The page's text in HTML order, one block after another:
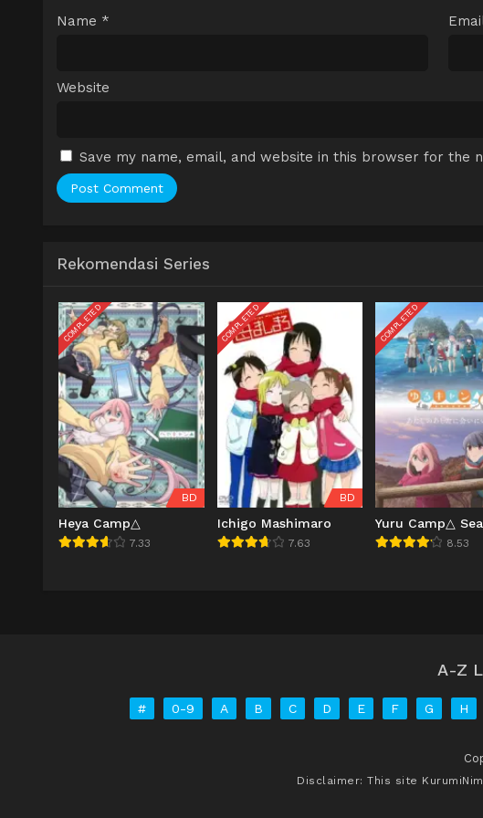
Name *
Website
Save my name, email, and website in this browser for the
Rekomendasi Series
COMPLETED
BD
Heya Camp△
7.33
COMPLETED
BD
Ichigo Mashimaro
7.63
COMPLETED
Yuru Camp△
8.53
A-Z
# 0-9 A B C D E F G H
Disclaimer: This site